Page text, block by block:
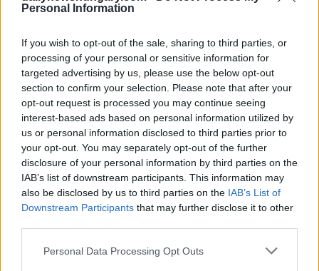
Personal Information
If you wish to opt-out of the sale, sharing to third parties, or
processing of your personal or sensitive information for
targeted advertising by us, please use the below opt-out
section to confirm your selection. Please note that after your
opt-out request is processed you may continue seeing
interest-based ads based on personal information utilized by
us or personal information disclosed to third parties prior to
your opt-out. You may separately opt-out of the further
disclosure of your personal information by third parties on the
IAB’s list of downstream participants. This information may
also be disclosed by us to third parties on the IAB’s List of
Downstream Participants that may further disclose it to other
Please note that this website/app uses one or more Google
Personal Data Processing Opt Outs
Foto:FB/BIFF
Legga anche:
7 film ungheresi con sottotitoli in inglese
che catturano
lo spirito dell’estate e perché dovrebbe guardarli
Il matrimonio ungherese aprirà il festival di Tallinn–
trailer
Clicchi per altri articolirelativi al cinema.
Your email address will not be published. Required fields are marked *